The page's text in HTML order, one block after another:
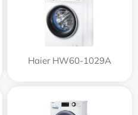
Haier HW60-1029A